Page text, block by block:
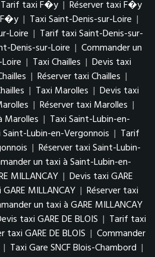
Tarif taxi F�y | Réserver taxi F�y
F�y | Taxi Saint-Denis-sur-Loire |
Loire | Tarif taxi Saint-Denis-sur-
Denis-sur-Loire | Commander un
| Taxi Chailles | Devis taxi
| Réserver taxi Chailles |
| Taxi Marolles | Devis taxi
| Réserver taxi Marolles |
Marolles | Taxi Saint-Lubin-en-
Lubin-en-Vergonnois | Tarif
| Réserver taxi Saint-Lubin-
un taxi à Saint-Lubin-en-
MILLANCAY | Devis taxi GARE
MILLANCAY | Réserver taxi
un taxi à GARE MILLANCAY
taxi GARE DE BLOIS | Tarif taxi
taxi GARE DE BLOIS | Commander
| Taxi Gare SNCF Blois-Chambord |